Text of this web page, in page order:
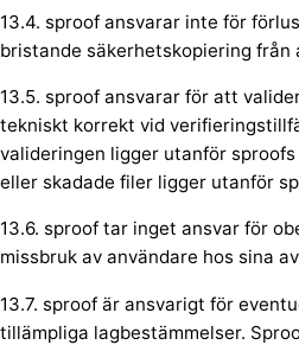
13.4. sproof ansvarar inte för
bristande säkerhetskopiering från
13.5. sproof ansvarar för att
tekniskt korrekt vid
valideringen ligger utanför
eller skadade filer ligger utanför
13.6. sproof tar inget ansvar för
missbruk av användare hos sina
13.7. sproof är ansvarigt för
tillämpliga lagbestämmelser.